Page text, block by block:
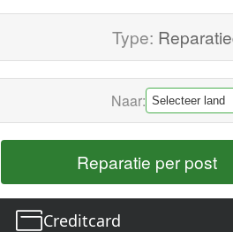
Type:
Naar:
Reparatie per post
Creditcard